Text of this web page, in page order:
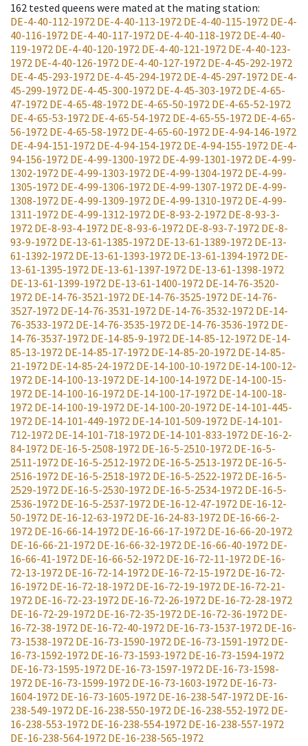
162 tested queens were mated at the mating station:
DE-4-40-112-1972 DE-4-40-113-1972 DE-4-40-115-1972 DE-4-
40-116-1972 DE-4-40-117-1972 DE-4-40-118-1972 DE-4-40-
119-1972 DE-4-40-120-1972 DE-4-40-121-1972 DE-4-40-123-
1972 DE-4-40-126-1972 DE-4-40-127-1972 DE-4-45-292-1972
DE-4-45-293-1972 DE-4-45-294-1972 DE-4-45-297-1972 DE-4-
45-299-1972 DE-4-45-300-1972 DE-4-45-303-1972 DE-4-65-
47-1972 DE-4-65-48-1972 DE-4-65-50-1972 DE-4-65-52-1972
DE-4-65-53-1972 DE-4-65-54-1972 DE-4-65-55-1972 DE-4-65-
56-1972 DE-4-65-58-1972 DE-4-65-60-1972 DE-4-94-146-1972
DE-4-94-151-1972 DE-4-94-154-1972 DE-4-94-155-1972 DE-4-
94-156-1972 DE-4-99-1300-1972 DE-4-99-1301-1972 DE-4-99-
1302-1972 DE-4-99-1303-1972 DE-4-99-1304-1972 DE-4-99-
1305-1972 DE-4-99-1306-1972 DE-4-99-1307-1972 DE-4-99-
1308-1972 DE-4-99-1309-1972 DE-4-99-1310-1972 DE-4-99-
1311-1972 DE-4-99-1312-1972 DE-8-93-2-1972 DE-8-93-3-
1972 DE-8-93-4-1972 DE-8-93-6-1972 DE-8-93-7-1972 DE-8-
93-9-1972 DE-13-61-1385-1972 DE-13-61-1389-1972 DE-13-
61-1392-1972 DE-13-61-1393-1972 DE-13-61-1394-1972 DE-
13-61-1395-1972 DE-13-61-1397-1972 DE-13-61-1398-1972
DE-13-61-1399-1972 DE-13-61-1400-1972 DE-14-76-3520-
1972 DE-14-76-3521-1972 DE-14-76-3525-1972 DE-14-76-
3527-1972 DE-14-76-3531-1972 DE-14-76-3532-1972 DE-14-
76-3533-1972 DE-14-76-3535-1972 DE-14-76-3536-1972 DE-
14-76-3537-1972 DE-14-85-9-1972 DE-14-85-12-1972 DE-14-
85-13-1972 DE-14-85-17-1972 DE-14-85-20-1972 DE-14-85-
21-1972 DE-14-85-24-1972 DE-14-100-10-1972 DE-14-100-12-
1972 DE-14-100-13-1972 DE-14-100-14-1972 DE-14-100-15-
1972 DE-14-100-16-1972 DE-14-100-17-1972 DE-14-100-18-
1972 DE-14-100-19-1972 DE-14-100-20-1972 DE-14-101-445-
1972 DE-14-101-449-1972 DE-14-101-509-1972 DE-14-101-
712-1972 DE-14-101-718-1972 DE-14-101-833-1972 DE-16-2-
84-1972 DE-16-5-2508-1972 DE-16-5-2510-1972 DE-16-5-
2511-1972 DE-16-5-2512-1972 DE-16-5-2513-1972 DE-16-5-
2516-1972 DE-16-5-2518-1972 DE-16-5-2522-1972 DE-16-5-
2529-1972 DE-16-5-2530-1972 DE-16-5-2534-1972 DE-16-5-
2536-1972 DE-16-5-2537-1972 DE-16-12-47-1972 DE-16-12-
50-1972 DE-16-12-63-1972 DE-16-24-83-1972 DE-16-66-2-
1972 DE-16-66-14-1972 DE-16-66-17-1972 DE-16-66-20-1972
DE-16-66-21-1972 DE-16-66-32-1972 DE-16-66-40-1972 DE-
16-66-41-1972 DE-16-66-52-1972 DE-16-72-11-1972 DE-16-
72-13-1972 DE-16-72-14-1972 DE-16-72-15-1972 DE-16-72-
16-1972 DE-16-72-18-1972 DE-16-72-19-1972 DE-16-72-21-
1972 DE-16-72-23-1972 DE-16-72-26-1972 DE-16-72-28-1972
DE-16-72-29-1972 DE-16-72-35-1972 DE-16-72-36-1972 DE-
16-72-38-1972 DE-16-72-40-1972 DE-16-73-1537-1972 DE-16-
73-1538-1972 DE-16-73-1590-1972 DE-16-73-1591-1972 DE-
16-73-1592-1972 DE-16-73-1593-1972 DE-16-73-1594-1972
DE-16-73-1595-1972 DE-16-73-1597-1972 DE-16-73-1598-
1972 DE-16-73-1599-1972 DE-16-73-1603-1972 DE-16-73-
1604-1972 DE-16-73-1605-1972 DE-16-238-547-1972 DE-16-
238-549-1972 DE-16-238-550-1972 DE-16-238-552-1972 DE-
16-238-553-1972 DE-16-238-554-1972 DE-16-238-557-1972
DE-16-238-564-1972 DE-16-238-565-1972